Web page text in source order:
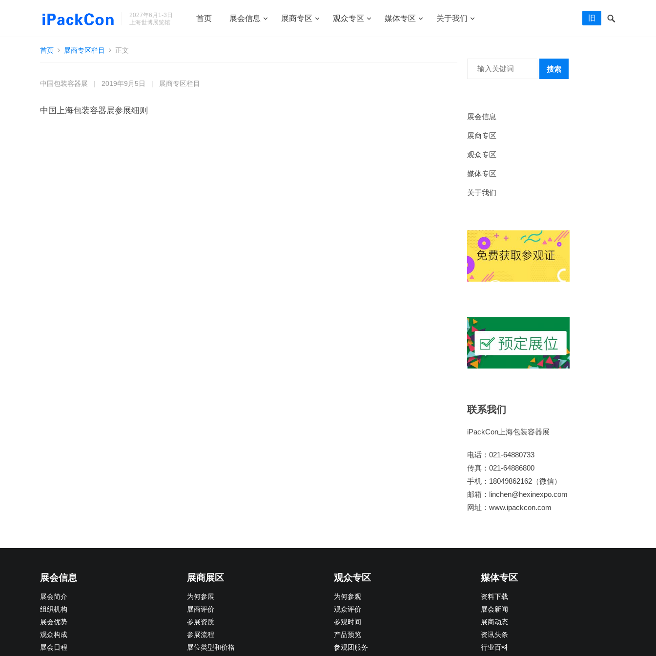
2027年6月1-3日
上海世博展览馆
首页 展会信息 展商专区 观众专区 媒体专区 关于我们 旧
首页 展商专区栏目 正文
中国包装容器展 2019年9月5日 展商专区栏目
中国上海包装容器展参展细则
搜索
展会信息
展商专区
观众专区
媒体专区
关于我们
联系我们
iPackCon上海包装容器展
电话：021-64880733
传真：021-64886800
手机：18049862162（微信）
邮箱：linchen@hexinexpo.com
网址：www.ipackcon.com
展会信息
展会简介
组织机构
展会优势
观众构成
展会日程
展商展区
为何参展
展商评价
参展资质
参展流程
展位类型和价格
观众专区
为何参观
观众评价
参观时间
产品预览
参观团服务
媒体专区
资料下载
展会新闻
展商动态
资讯头条
行业百科